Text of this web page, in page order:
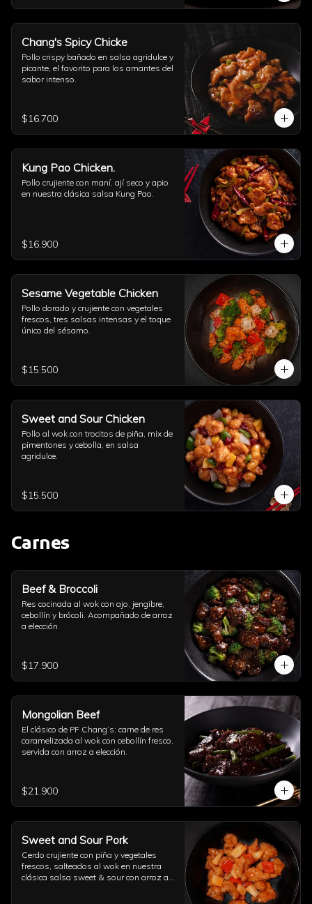
Chang's Spicy Chicke
Pollo crispy bañado en salsa agridulce y
picante, el favorito para los amantes del
sabor intenso.
$16.700
Kung Pao Chicken.
Pollo crujiente con maní, ají seco y apio
en nuestra clásica salsa Kung Pao.
$16.900
Sesame Vegetable Chicken
Pollo dorado y crujiente con vegetales
frescos, tres salsas intensas y el toque
único del sésamo.
$15.500
Sweet and Sour Chicken
Pollo al wok con trocitos de piña, mix de
pimentones y cebolla, en salsa
agridulce.
$15.500
Carnes
Beef & Broccoli
Res cocinada al wok con ajo, jengibre,
cebollín y brócoli. Acompañado de arroz
a elección.
$17.900
Mongolian Beef
El clásico de PF Chang’s: carne de res
caramelizada al wok con cebollín fresco,
servida con arroz a elección.
$21.900
Sweet and Sour Pork
Cerdo crujiente con piña y vegetales
frescos, salteados al wok en nuestra
clásica salsa sweet & sour con arroz a